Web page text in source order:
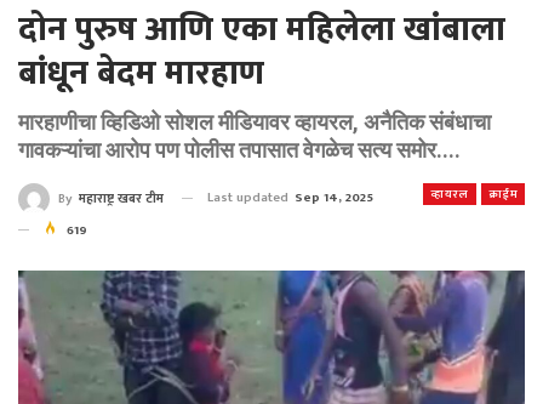
दोन पुरुष आणि एका महिलेला खांबाला
बांधून बेदम मारहाण
मारहाणीचा व्हिडिओ सोशल मीडियावर व्हायरल, अनैतिक संबंधाचा
गावकऱ्यांचा आरोप पण पोलीस तपासात वेगळेच सत्य समोर....
व्हायरल क्राईम
By महाराष्ट्र खबर टीम Last updated Sep 14, 2025
619